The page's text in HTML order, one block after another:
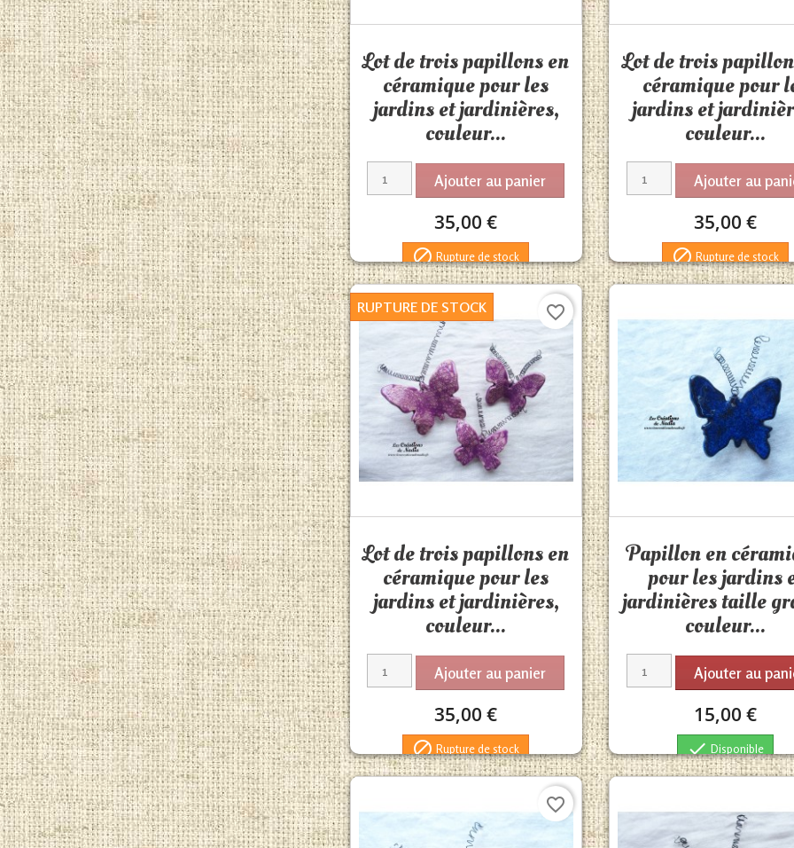
Lot de trois papillons en
céramique pour les
jardins et jardinières,
couleur...
Ajouter au panier
35,00 €
Rupture de stock
Lot de trois
céramique pour
jardins et
couleur...
Ajouter au
35,00 €
 Rupture de stock
Lot de trois papillons en
céramique pour les
jardins et jardinières,
couleur...
Ajouter au panier
35,00 €
Rupture de stock
RUPTURE DE STOCK favorite_border
Papillon en
pour les jardins
jardinières taille
couleur...
Ajouter au
15,00 €
 Disponible
favorite_border